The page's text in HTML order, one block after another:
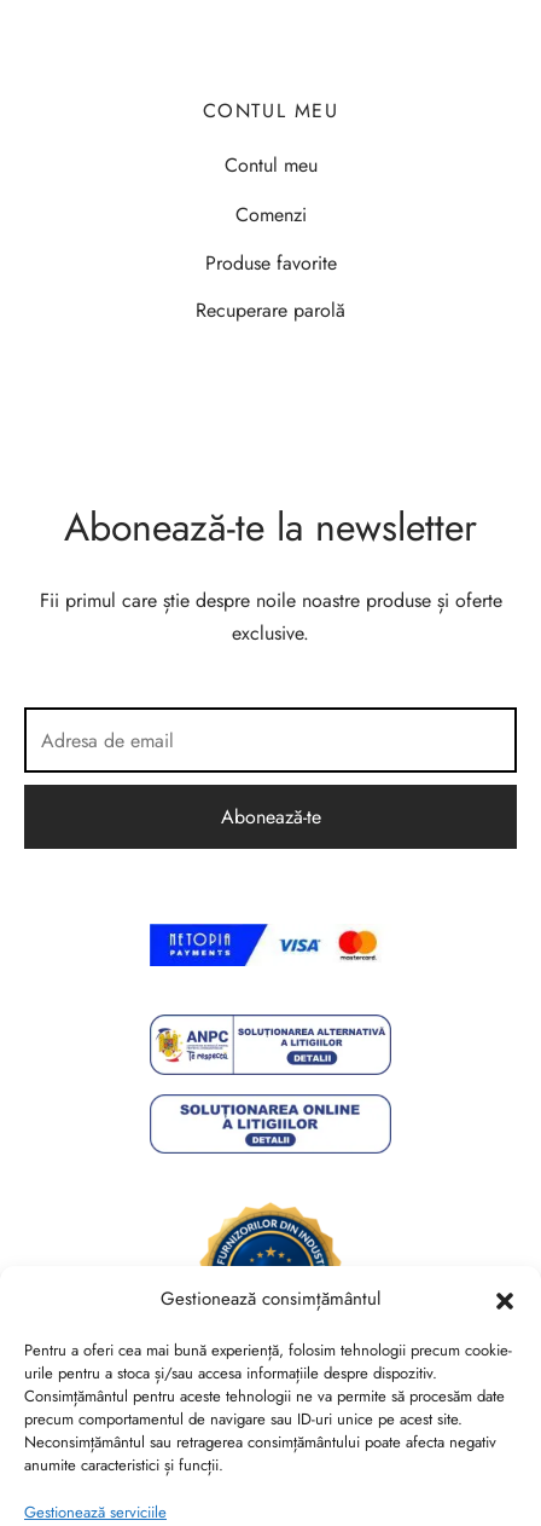
Gestionează consimțământul
Pentru a oferi cea mai bună experiență, folosim tehnologii precum cookie-
urile pentru a stoca și/sau accesa informațiile despre dispozitiv.
Consimțământul pentru aceste tehnologii ne va permite să procesăm date
precum comportamentul de navigare sau ID-uri unice pe acest site.
Neconsimțământul sau retragerea consimțământului poate afecta negativ
anumite caracteristici și funcții.
Gestionează serviciile
CONTUL MEU
Contul meu
Comenzi
Produse favorite
Recuperare parolă
Abonează-te la newsletter
Fii primul care știe despre noile noastre produse și oferte
exclusive.
Brides Shoes By Veronesse S.R.L.
RO44730767, J40/13882/2021, Cod CAEN 1520
Str. Nicolae Canea, Nr. 53, Sector 2, Bucuresti